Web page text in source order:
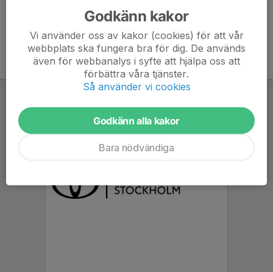
Godkänn kakor
Vi använder oss av kakor (cookies) för att vår
webbplats ska fungera bra för dig. De används
även för webbanalys i syfte att hjälpa oss att
förbättra våra tjänster.
Så använder vi cookies
Godkänn alla kakor
Bara nödvändiga